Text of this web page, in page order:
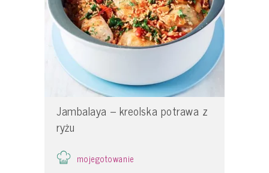
Jambalaya – kreolska potrawa z
ryżu
mojegotowanie